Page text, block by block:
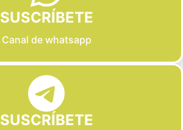
SUSCRÍBETE
Canal de whatsapp
SUSCRÍBETE